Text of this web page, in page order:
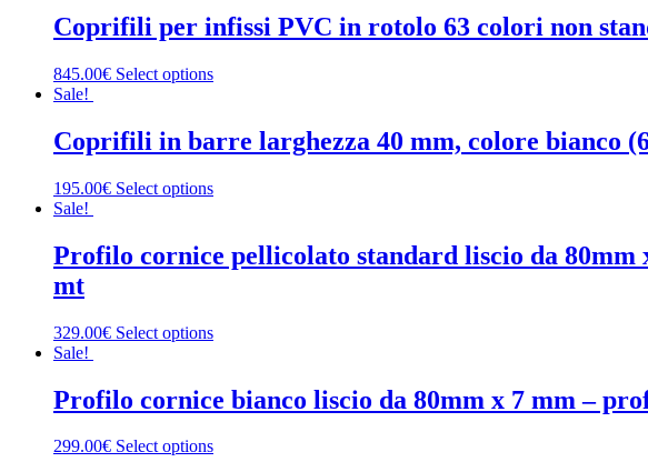
Coprifili per infissi PVC in rotolo 63 colori non
845.00€ Select options
Sale!
Coprifili in barre larghezza 40 mm, colore bianco
195.00€ Select options
Sale!
Profilo cornice pellicolato standard liscio da
mt
329.00€ Select options
Sale!
Profilo cornice bianco liscio da 80mm x 7 mm –
299.00€ Select options